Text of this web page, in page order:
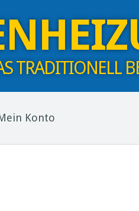
TRADITIONELL
Konto